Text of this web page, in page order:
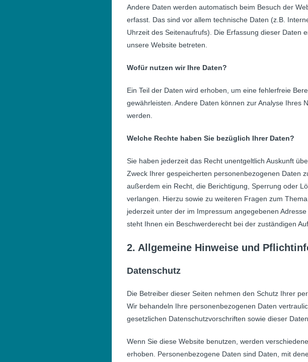
Andere Daten werden automatisch beim Besuch der
erfasst. Das sind vor allem technische Daten (z.B.
Uhrzeit des Seitenaufrufs). Die Erfassung dieser Daten
unsere Website betreten.
Wofür nutzen wir Ihre Daten?
Ein Teil der Daten wird erhoben, um eine fehlerfreie
gewährleisten. Andere Daten können zur Analyse Ihres
werden.
Welche Rechte haben Sie bezüglich Ihrer Daten?
Sie haben jederzeit das Recht unentgeltlich Auskunft
Zweck Ihrer gespeicherten personenbezogenen Daten
außerdem ein Recht, die Berichtigung, Sperrung oder
verlangen. Hierzu sowie zu weiteren Fragen zum
jederzeit unter der im Impressum angegebenen
steht Ihnen ein Beschwerderecht bei der zuständigen
2. Allgemeine Hinweise und
Datenschutz
Die Betreiber dieser Seiten nehmen den Schutz Ihrer
Wir behandeln Ihre personenbezogenen Daten
gesetzlichen Datenschutzvorschriften sowie dieser
Wenn Sie diese Website benutzen, werden
erhoben. Personenbezogene Daten sind Daten, mit